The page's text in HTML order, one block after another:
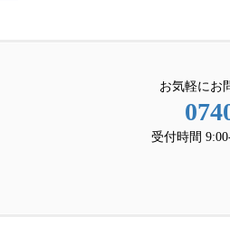
お気軽にお
受付時間